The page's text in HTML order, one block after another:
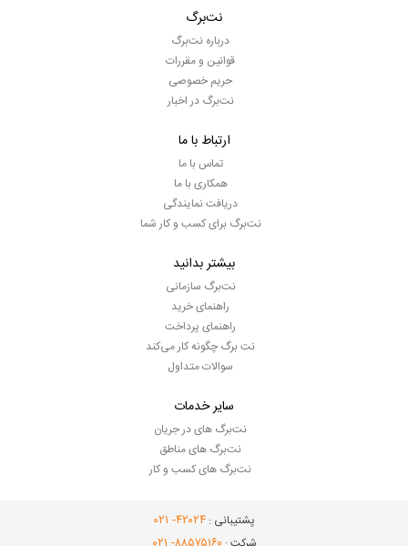
نت‌برگ
درباره نت‌برگ
قوانین و مقررات
حریم خصوصی
نت‌برگ در اخبار
ارتباط با ما
تماس با ما
همکاری با ما
دریافت نمایندگی
نت‌برگ برای کسب و کار شما
بیشتر بدانید
نت‌برگ سازمانی
راهنمای خرید
راهنمای پرداخت
نت برگ چگونه کار می‌کند
سوالات متداول
سایر خدمات
نت‌برگ های در جریان
نت‌برگ های مناطق
نت‌برگ های کسب و کار
پشتیبانی : ۴۲۰۲۴- ۰۲۱